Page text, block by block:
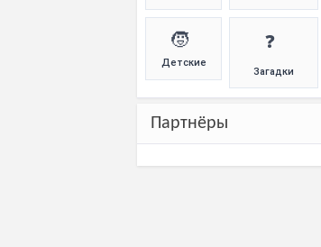
🧒
Детские
❓
Загадки
Партнёры